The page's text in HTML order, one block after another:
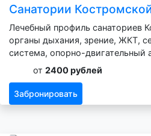
Санатории
Лечебный профиль санаториев
органы дыхания, зрение, ЖКТ,
система, опорно-двигательный
от 2400 рублей
Забронировать